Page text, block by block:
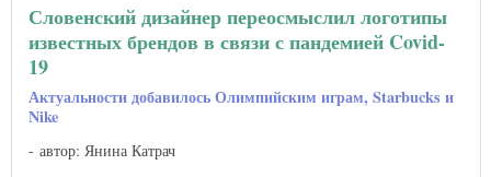
Словенский дизайнер переосмыслил логотипы
известных брендов в связи с пандемией Covid-
19
Актуальности добавилось Олимпийским играм, Starbucks и
Nike
автор: Янина Катрач